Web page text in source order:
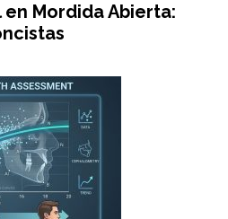
Mordida Abierta: